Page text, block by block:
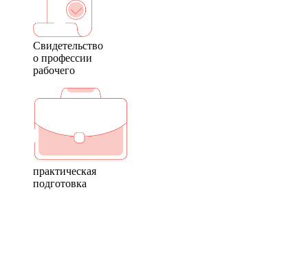
Свидетельство
о профессии
рабочего
практическая
подготовка